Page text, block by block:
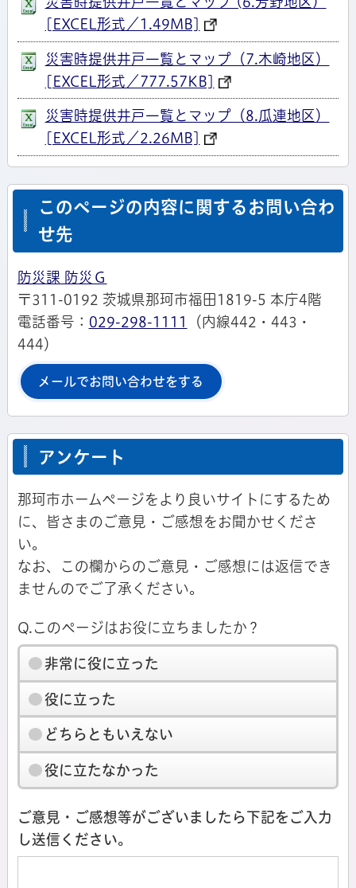
[EXCEL形式／1.49MB]
災害時提供井戸一覧とマップ（7.木崎地区）
[EXCEL形式／777.57KB]
災害時提供井戸一覧とマップ（8.瓜連地区）
[EXCEL形式／2.26MB]
このページの内容に関するお問い合わ
せ先
防災課 防災Ｇ
〒311-0192 茨城県那珂市福田1819-5 本庁4階
電話番号： 029-298-1111
（内線442・443・
444）
メールでお問い合わせをする
アンケート
那珂市ホームページをより良いサイトにするため
に、皆さまのご意見・ご感想をお聞かせくださ
い。
なお、この欄からのご意見・ご感想には返信でき
ませんのでご了承ください。
Q.このページはお役に立ちましたか？
非常に役に立った
役に立った
どちらともいえない
役に立たなかった
ご意見・ご感想等がございましたら下記をご入力
し送信ください。